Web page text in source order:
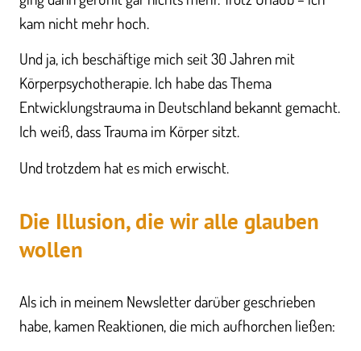
kam nicht mehr hoch.
Und ja, ich beschäftige mich seit 30 Jahren mit
Körperpsychotherapie. Ich habe das Thema
Entwicklungstrauma in Deutschland bekannt gemacht.
Ich weiß, dass Trauma im Körper sitzt.
Und trotzdem hat es mich erwischt.
Die Illusion, die wir alle glauben
wollen
Als ich in meinem Newsletter darüber geschrieben
habe, kamen Reaktionen, die mich aufhorchen ließen: